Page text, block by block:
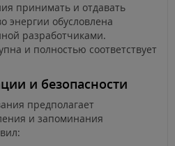
принимать и отдавать
энергии обусловлена
разработчиками.
и полностью соответствует
и безопасности
предполагает
и запоминания